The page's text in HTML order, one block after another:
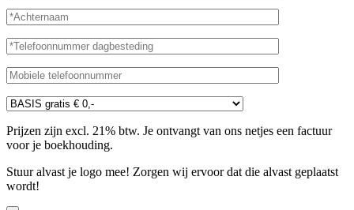
Prijzen zijn excl. 21% btw. Je ontvangt van ons netjes een factuur
voor je boekhouding.
Stuur alvast je logo mee! Zorgen wij ervoor dat die alvast geplaatst
wordt!